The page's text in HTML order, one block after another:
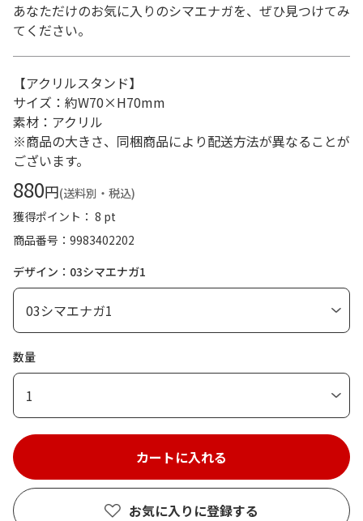
あなただけのお気に入りのシマエナガを、ぜひ見つけてみ
てください。
【アクリルスタンド】
サイズ：約W70×H70mm
素材：アクリル
※商品の大きさ、同梱商品により配送方法が異なることが
ございます。
880円(送料別・税込)
獲得ポイント： 8 pt
商品番号
9983402202
デザイン：03シマエナガ1
数量
1
お気に入りに登録する